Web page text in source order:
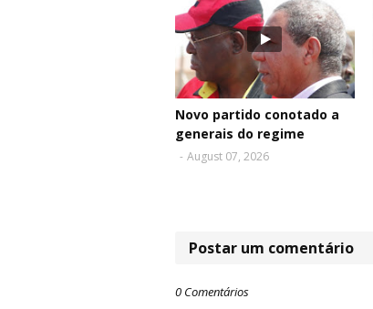
Novo partido conotado a
generais do regime
- August 07, 2026
Postar um comentário
0 Comentários